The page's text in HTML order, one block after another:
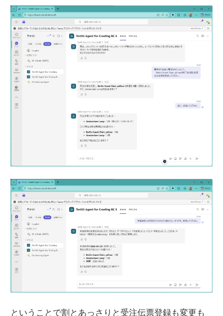
ということで割とあっさりと受注伝票登録も変更も